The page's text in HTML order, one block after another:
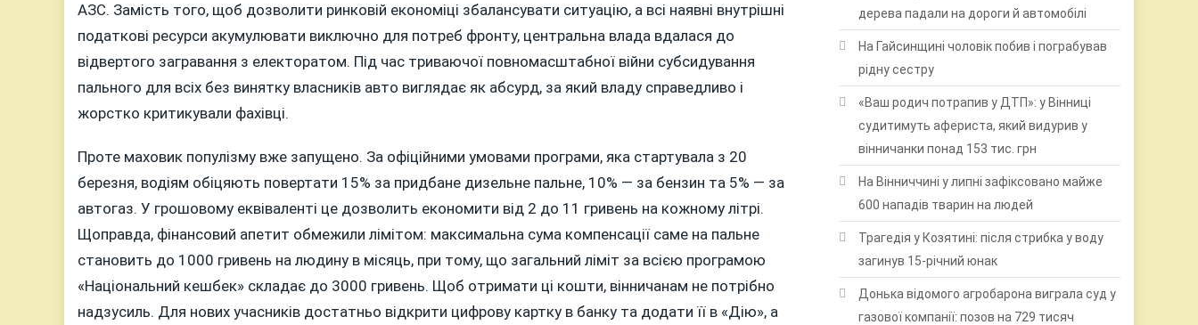
АЗС. Замість того, щоб дозволити ринковій економіці збалансувати ситуацію, а всі наявні внутрішні
податкові ресурси акумулювати виключно для потреб фронту, центральна влада вдалася до
відвертого загравання з електоратом. Під час триваючої повномасштабної війни субсидування
пального для всіх без винятку власників авто виглядає як абсурд, за який владу справедливо і
жорстко критикували фахівці.
Проте маховик популізму вже запущено. За офіційними умовами програми, яка стартувала з 20
березня, водіям обіцяють повертати 15% за придбане дизельне пальне, 10% — за бензин та 5% — за
автогаз. У грошовому еквіваленті це дозволить економити від 2 до 11 гривень на кожному літрі.
Щоправда, фінансовий апетит обмежили лімітом: максимальна сума компенсації саме на пальне
становить до 1000 гривень на людину в місяць, при тому, що загальний ліміт за всією програмою
«Національний кешбек» складає до 3000 гривень. Щоб отримати ці кошти, вінничанам не потрібно
надзусиль. Для нових учасників достатньо відкрити цифрову картку в банку та додати її в «Дію», а
дерева падали на дороги й автомобілі
На Гайсинщині чоловік побив і пограбував
рідну сестру
«Ваш родич потрапив у ДТП»: у Вінниці
судитимуть афериста, який видурив у
вінничанки понад 153 тис. грн
На Вінниччині у липні зафіксовано майже
600 нападів тварин на людей
Трагедія у Козятині: після стрибка у воду
загинув 15-річний юнак
Донька відомого агробарона виграла суд у
газової компанії: позов на 729 тисяч